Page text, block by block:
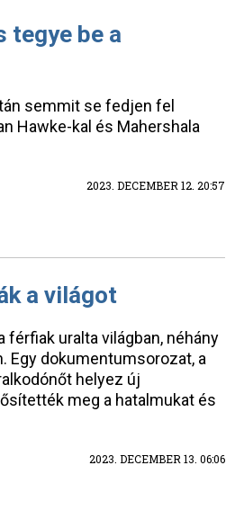
tegye be a
semmit se fedjen fel
Hawke-kal és Mahershala
2023. DECEMBER 12. 20:57
a világot
uralta világban, néhány
Egy dokumentumsorozat, a
helyez új
meg a hatalmukat és
2023. DECEMBER 13. 06:06